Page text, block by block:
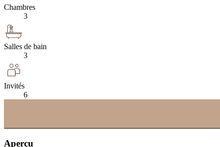
Chambres
3
Salles de bain
3
Invités
6
Aperçu